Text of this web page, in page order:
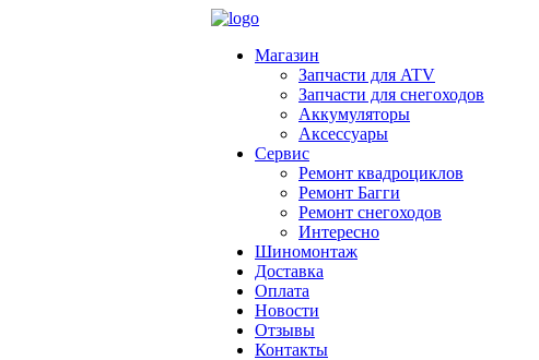
Магазин
Запчасти для ATV
Запчасти для снегоходов
Аккумуляторы
Аксессуары
Сервис
Ремонт квадроциклов
Ремонт Багги
Ремонт снегоходов
Интересно
Шиномонтаж
Доставка
Оплата
Новости
Отзывы
Контакты